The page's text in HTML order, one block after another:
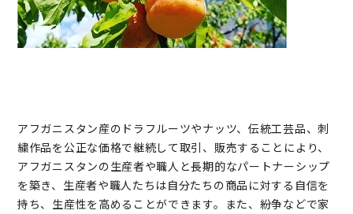
アフガニスタン産のドラフルーツやナッツ、伝統工芸品、刺
繍作品を公正な価格で継続して取引、販売することにより、
アフガニスタンの生産者や職人と長期的なパートナーシップ
を築き、生産者や職人たちは自分たちの商品に対する自信を
持ち、生産性を高めることができます。また、紛争などで家